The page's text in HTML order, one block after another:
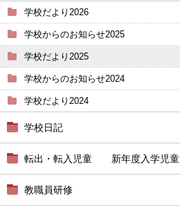
学校だより2026
学校からのお知らせ2025
学校だより2025
学校からのお知らせ2024
学校だより2024
学校日記
転出・転入児童 新年度入学児童
教職員研修